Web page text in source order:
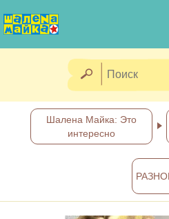
(067) 011 0404
г.Днепр, ул.
Посмотреть
КАК
Шалена Майка: Это
интересно